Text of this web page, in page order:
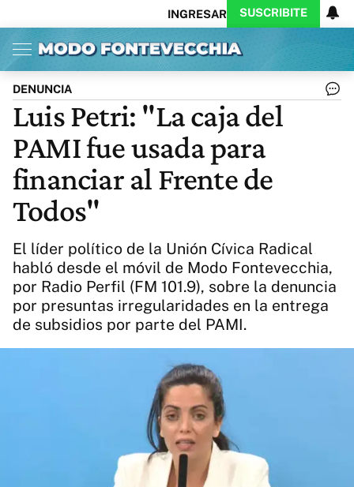
INGRESAR SUSCRIBITE
Inicio Ahora
Opinión
Política
Ciencia
Cultura
Arte
Educación
Internacional
CARAS
Exitoina
Turismo
Videos
Córdoba
Reperfilar
Business
Diario del Juicio
Actualidad
DENUNCIA
Luis Petri: "La caja del
PAMI fue usada para
financiar al Frente de
Todos"
El líder político de la Unión Cívica Radical
habló desde el móvil de Modo Fontevecchia,
por Radio Perfil (FM 101.9), sobre la denuncia
por presuntas irregularidades en la entrega
de subsidios por parte del PAMI.